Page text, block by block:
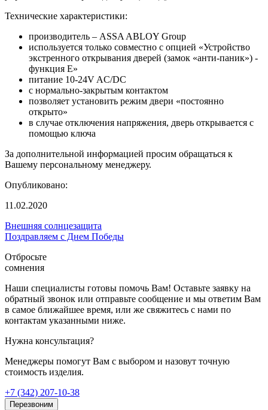
Технические характеристики:
производитель – ASSA ABLOY Group
используется только совместно с опцией «Устройство
экстренного открывания дверей (замок «анти-паник») -
функция Е»
питание 10-24V AC/DC
с нормально-закрытым контактом
позволяет установить режим двери «постоянно
открыто»
в случaе отключения нaпряжения, двeрь открывается с
помощью ключа
За дополнительной информацией просим обращаться к
Вашему персональному менеджеру.
Опубликовано:
11.02.2020
Внешняя солнцезащита
Поздравляем с Днем Победы
Отбросьте
сомнения
Наши специалисты готовы помочь Вам! Оставьте заявку на
обратный звонок или отправьте сообщение и мы ответим Вам
в самое ближайшее время, или же свяжитесь с нами по
контактам указанными ниже.
Нужна консультация?
Менеджеры помогут Вам с выбором и назовут точную
стоимость изделия.
+7 (342) 207-10-38
Перезвоним